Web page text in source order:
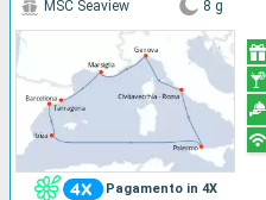
Pagamento in 4X
MSC Seaview 8 g